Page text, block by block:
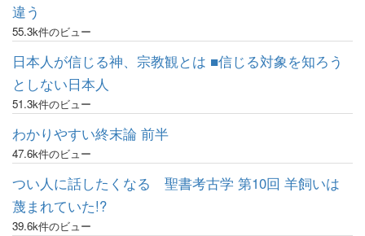
違う
55.3k件のビュー
日本人が信じる神、宗教観とは ■信じる対象を知ろう
としない日本人
51.3k件のビュー
わかりやすい終末論 前半
47.6k件のビュー
つい人に話したくなる 聖書考古学 第10回 羊飼いは
蔑まれていた!?
39.6k件のビュー